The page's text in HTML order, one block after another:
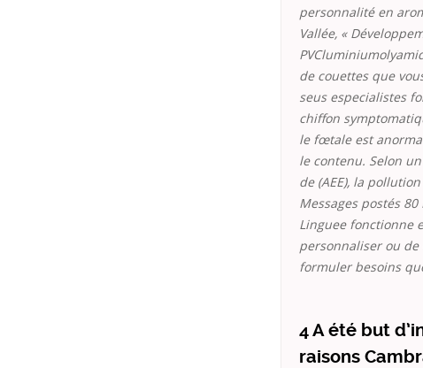
personnalité en
Vallée, «
de couettes que
seus especialistes
chiffon
le fœtale est
le contenu. Selon
de (AEE), la
Messages postés
Linguee fonctionne
personnaliser ou de
formuler besoins
4 A été but
raisons